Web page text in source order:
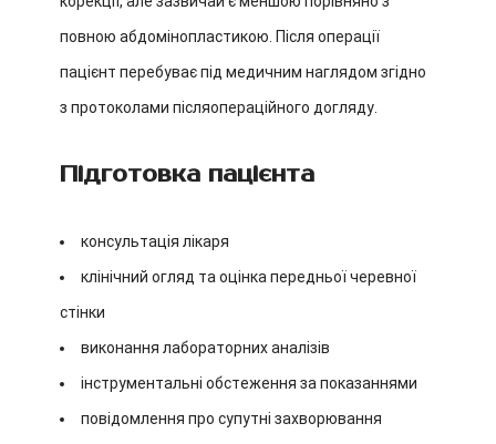
повною абдомінопластикою. Після операції
пацієнт перебуває під медичним наглядом згідно
з протоколами післяопераційного догляду.
Підготовка пацієнта
консультація лікаря
клінічний огляд та оцінка передньої черевної
стінки
виконання лабораторних аналізів
інструментальні обстеження за показаннями
повідомлення про супутні захворювання